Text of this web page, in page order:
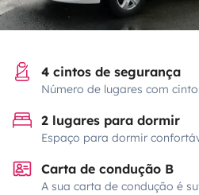
4 cintos de segurança
Número de lugares com
2 lugares para dormir
Espaço para dormir
Carta de condução B
A sua carta de condução é